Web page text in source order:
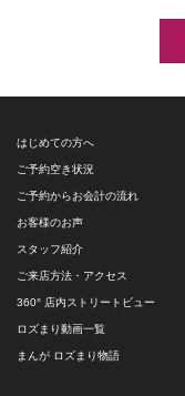
はじめての方へ
ご予約空き状況
ご予約からお会計の流れ
お客様のお声
スタッフ紹介
ご来店方法・アクセス
360° 店内ストリートビュー
ロズまり動画一覧
まんが ロズまり物語